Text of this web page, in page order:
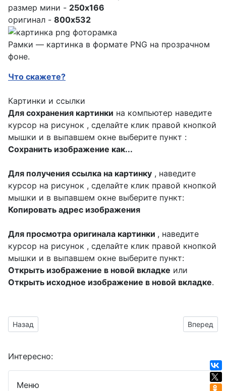
размер мини - 250x166
оригинал - 800x532
Рамки — картинка в формате PNG на прозрачном
фоне.
Что скажете?
Картинки и ссылки
Для сохранения картинки на компьютер наведите
курсор на рисунок , сделайте клик правой кнопкой
мышки и в выпавшем окне выберите пункт :
Сохранить изображение как...
Для получения ссылка на картинку , наведите
курсор на рисунок , сделайте клик правой кнопкой
мышки и в выпавшем окне выберите пункт:
Копировать адрес изображения
Для просмотра оригинала картинки , наведите
курсор на рисунок , сделайте клик правой кнопкой
мышки и в выпавшем окне выберите пункт:
Открыть изображение в новой вкладке или
Открыть исходное изображение в новой вкладке.
Предыдущий материал: фоторамка монитор с прозрачным
Назад Вперед
Интересно:
Меню